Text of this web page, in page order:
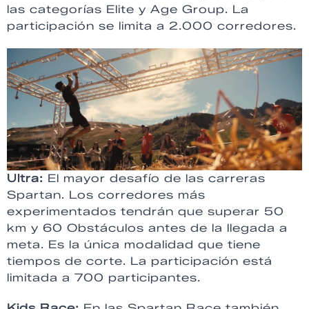
las categorías Elite y Age Group. La
participación se limita a 2.000 corredores.
Ultra: El mayor desafío de las carreras
Spartan. Los corredores más
experimentados tendrán que superar 50
km y 60 Obstáculos antes de la llegada a
meta. Es la única modalidad que tiene
tiempos de corte. La participación está
limitada a 700 participantes.